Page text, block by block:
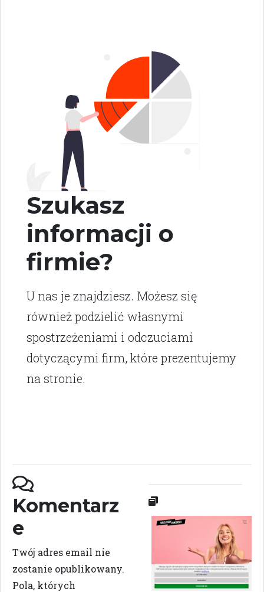
Szukasz
informacji o
firmie?
U nas je znajdziesz. Możesz się
również podzielić własnymi
spostrzeżeniami i odczuciami
dotyczącymi firm, które prezentujemy
na stronie.
Komentarz
e
Twój adres email nie
zostanie opublikowany.
Pola, których